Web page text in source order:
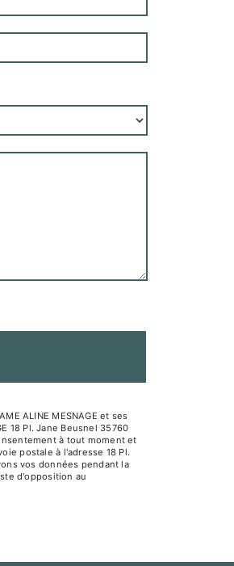
ALINE MESNAGE et ses
18 Pl. Jane Beusnel 35760
à tout moment et
postale à l'adresse 18 Pl.
vos données pendant la
d'opposition au